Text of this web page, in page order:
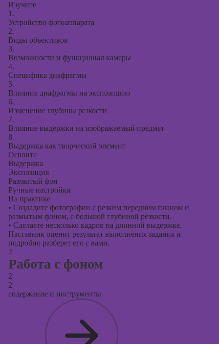
Изучите
1.
Устройство фотоаппарата
2.
Виды объективов
3.
Возможности и функционал камеры
4.
Специфика диафрагмы
5.
Влияние диафрагмы на экспозицию
6.
Изменение глубины резкости
7.
Влияние выдержки на изображаемый предмет
8.
Выдержка как творческий элемент
Освоите
Выдержка
Экспозиция
Размытый фон
Ручные настройки
На практике
• Создадите фотографии с резким передним планом и
размытым фоном, с большой глубиной резкости.
• Сделаете несколько кадров на длинной выдержке.
Наставник оценит результат выполнения задания и
подробно разберет его с вами.
2
Работа с фоном
2
2
содержание и инструменты